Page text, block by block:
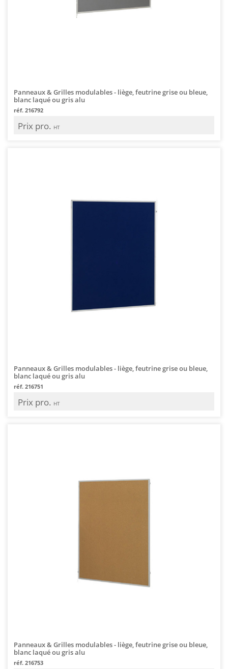
Panneaux & Grilles modulables - liège, feutrine grise ou bleue,
blanc laqué ou gris alu
réf. 216792
Prix pro. HT
Panneaux & Grilles modulables - liège, feutrine grise ou bleue,
blanc laqué ou gris alu
réf. 216751
Prix pro. HT
Panneaux & Grilles modulables - liège, feutrine grise ou bleue,
blanc laqué ou gris alu
réf. 216753